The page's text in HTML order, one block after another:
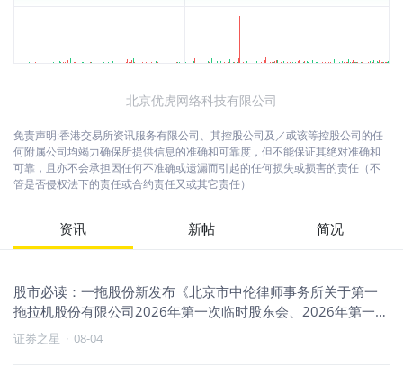
北京优虎网络科技有限公司
免责声明:香港交易所资讯服务有限公司、其控股公司及／或该等控股公司的任
何附属公司均竭力确保所提供信息的准确和可靠度，但不能保证其绝对准确和
可靠，且亦不会承担因任何不准确或遗漏而引起的任何损失或损害的责任（不
管是否侵权法下的责任或合约责任又或其它责任）
资讯 新帖 简况
股市必读：一拖股份新发布《北京市中伦律师事务所关于第一
拖拉机股份有限公司2026年第一次临时股东会、2026年第一次
A股类别股东会议及2026年第一次H股类别股东会议的法律意见
证券之星 · 08-04